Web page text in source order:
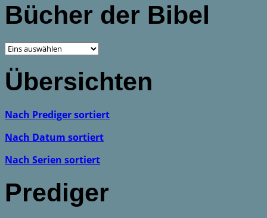
Bücher der Bibel
Übersichten
Nach Prediger sortiert
Nach Datum sortiert
Nach Serien sortiert
Prediger